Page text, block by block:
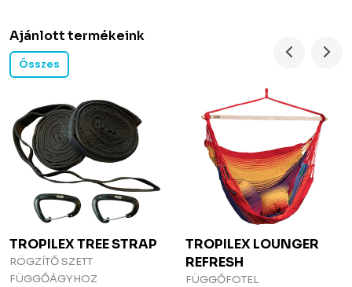
Ajánlott termékeink
Összes
TROPILEXTREE STRAP
RÖGZÍTŐ SZETT
FÜGGŐÁGYHOZ
TROPILEXLOUNGER
REFRESH
FÜGGŐFOTEL